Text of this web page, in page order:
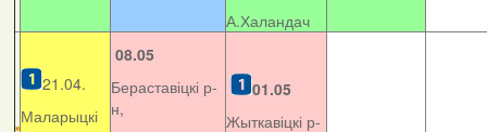
А.Халандач
21.04.
Маларыцкі
08.05
Бераставіцкі р-
н,
01.05
Жыткавіцкі р-